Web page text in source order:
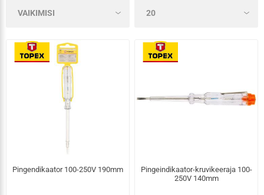
Pingendikaator 100-250V 190mm
Pingeindikaator-kruvikeeraja 100-
250V 140mm